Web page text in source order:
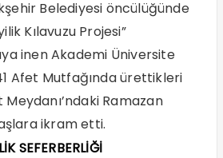
Belediyesi öncülüğünde
Kılavuzu Projesi”
inen Akademi Üniversite
Afet Mutfağında ürettikleri
Ramazan
ikram etti.
SEFERBERLİĞİ